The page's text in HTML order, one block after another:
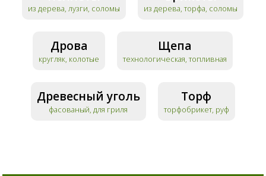
из дерева, лузги, соломы из дерева, торфа, соломы
Дрова
кругляк, колотые
Щепа
технологическая, топливная
Древесный уголь
фасованый, для гриля
Торф
торфобрикет, руф